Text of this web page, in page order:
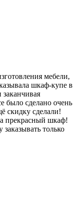
мебели,
шкаф-купе в
было сделано очень
скидку сделали!
прекрасный шкаф!
только